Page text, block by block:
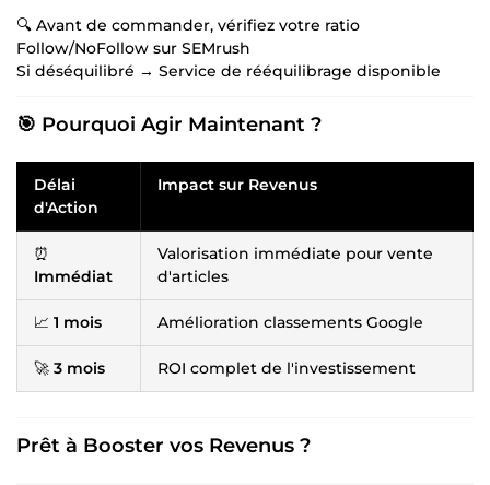
🔍 Avant de commander, vérifiez votre ratio
Follow/NoFollow sur SEMrush
Si déséquilibré → Service de rééquilibrage disponible
🎯 Pourquoi Agir Maintenant ?
Délai
d'Action
Impact sur Revenus
⏰
Immédiat
Valorisation immédiate pour vente
d'articles
📈 1 mois Amélioration classements Google
🚀 3 mois ROI complet de l'investissement
Prêt à Booster vos Revenus ?